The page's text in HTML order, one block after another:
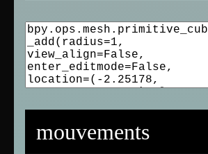
mouvements